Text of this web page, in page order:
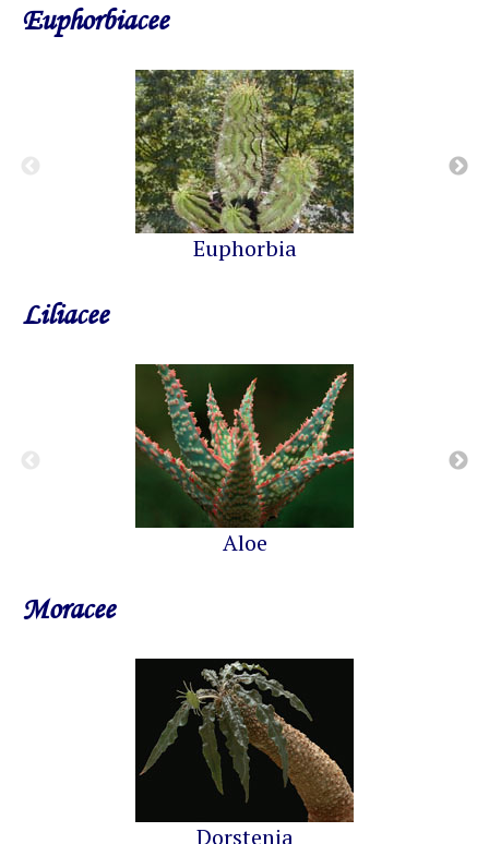
Euphorbiacee
Euphorbia
Liliacee
Aloe
Moracee
Dorstenia